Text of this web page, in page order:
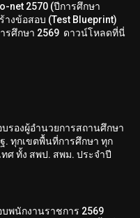
net 2570 (ปีการศึกษา
างข้อสอบ (Test Blueprint)
รศึกษา 2569 ดาวน์โหลดที่นี่
รองผู้อำนวยการสถานศึกษา
. ทุกเขตพื้นที่การศึกษา ทุก
ทศ ทั้ง สพป. สพม. ประจำปี
พนักงานราชการ 2569